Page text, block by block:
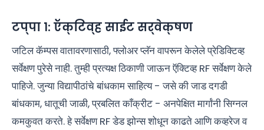
टप्पा १: ऍक्टिव्ह साईट सर्वेक्षण
जटिल कॅम्पस वातावरणासाठी, फ्लोअर प्लॅन वापरून केलेले प्रेडिक्टिव्ह
सर्वेक्षण पुरेसे नाही. तुम्ही प्रत्यक्ष ठिकाणी जाऊन ऍक्टिव्ह RF सर्वेक्षण केले
पाहिजे. जुन्या विद्यापीठांचे बांधकाम साहित्य - जसे की जाड दगडी
बांधकाम, धातूची जाळी, प्रबलित काँक्रीट - अनपेक्षित मार्गांनी सिग्नल
कमकुवत करते. हे सर्वेक्षण RF डेड झोन्स शोधून काढते आणि कव्हरेज व